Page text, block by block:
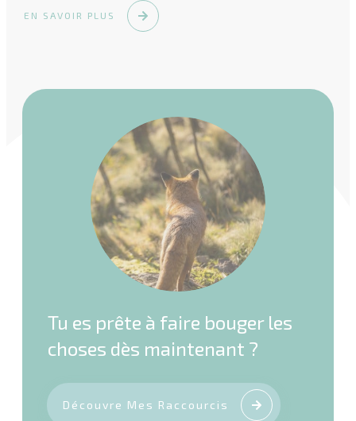
EN SAVOIR PLUS
Tu es prête à faire bouger les
choses dès maintenant ?
Découvre Mes Raccourcis